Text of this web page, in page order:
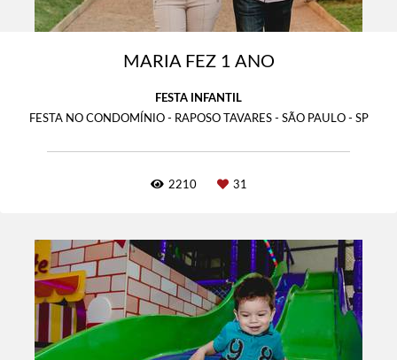
MARIA FEZ 1 ANO
FESTA INFANTIL
FESTA NO CONDOMÍNIO - RAPOSO TAVARES - SÃO PAULO - SP
2210 31